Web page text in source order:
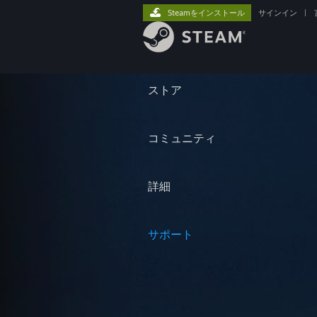
ストア
コミュニティ
詳細
サポート
Steamをインストール サインイン